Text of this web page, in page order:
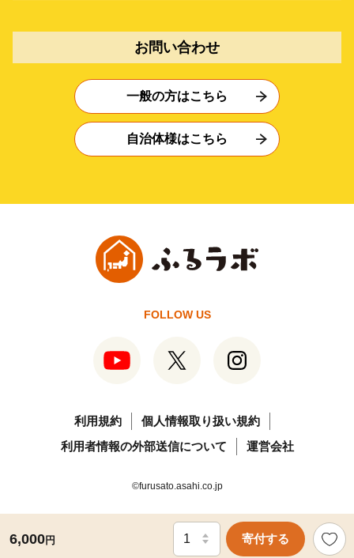
6,000円 寄付する
お問い合わせ
一般の方はこちら
自治体様はこちら
FOLLOW US
利用規約
個人情報取り扱い規約
利用者情報の外部送信について
運営会社
©furusato.asahi.co.jp